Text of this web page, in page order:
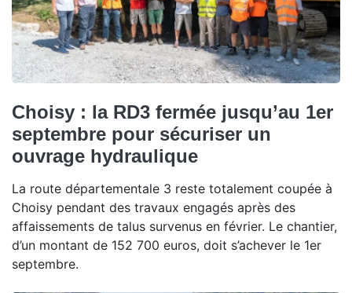
Choisy : la RD3 fermée jusqu’au 1er
septembre pour sécuriser un
ouvrage hydraulique
La route départementale 3 reste totalement coupée à
Choisy pendant des travaux engagés après des
affaissements de talus survenus en février. Le chantier,
d’un montant de 152 700 euros, doit s’achever le 1er
septembre.